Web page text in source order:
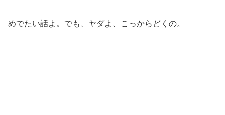
めでたい話よ。でも、ヤダよ、こっからどくの。